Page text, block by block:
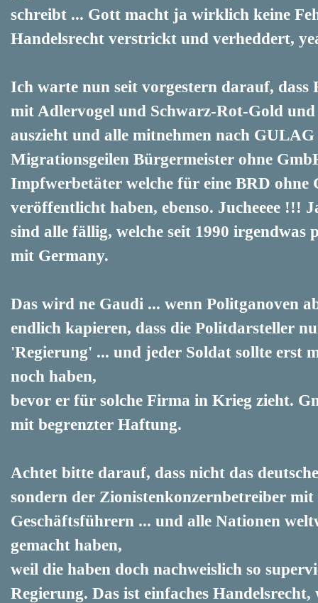
schreibt ... Gott macht ja wirklich keine
Handelsrecht verstrickt und verheddert,
Ich warte nun seit vorgestern darauf, dass
mit Adlervogel und Schwarz-Rot-Gold
auszieht und alle mitnehmen nach
Migrationsgeilen Bürgermeister ohne
Impfwerbetäter welche für eine BRD ohne
veröffentlicht haben, ebenso. Jucheeee !!!
sind alle fällig, welche seit 1990 irgendwas
mit Germany.
Das wird ne Gaudi ... wenn Politganoven
endlich kapieren, dass die Politdarsteller
'Regierung' ... und jeder Soldat sollte erst
noch haben,
bevor er für solche Firma in Krieg zieht.
mit begrenzter Haftung.
Achtet bitte darauf, dass nicht das
sondern der Zionistenkonzernbetreiber mit
Geschäftsführern ... und alle Nationen
gemacht haben,
weil die haben doch nachweislich so
Regierung. Das ist einfaches